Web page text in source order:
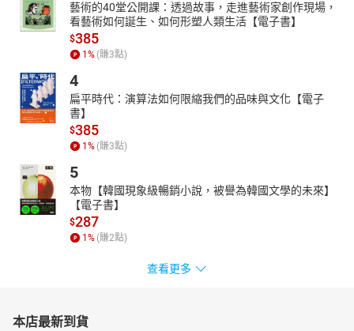
藝術的40堂公開課：透過故事，走進藝術家創作現場，
看藝術如何誕生、如何形塑人類生活【電子書】
$385
1 % (賺3點)
4
扁平時代：演算法如何限縮我們的品味與文化【電子
書】
$385
1 % (賺3點)
5
本物【韓國現象級暢銷小說，被譽為韓國文學的未來】
【電子書】
$287
1 % (賺2點)
查看更多
本店最新到貨